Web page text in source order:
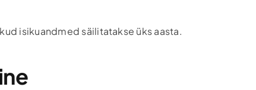
isikuandmed säilitatakse üks aasta.